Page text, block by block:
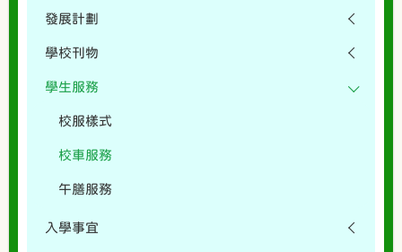
發展計劃
學校刊物
學生服務
校服樣式
校車服務
午膳服務
入學事宜